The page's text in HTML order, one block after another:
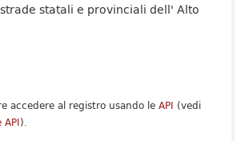
statali e provinciali dell' Alto
accedere al registro usando le API (vedi
).